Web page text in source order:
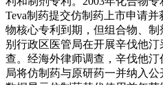
Teva制药提交仿制药上市申请
物核心专利到期，但组合物、
别行政区医管局在开展辛伐他汀
查。经海外律师调查，辛伐他
局将仿制药与原研药一并纳入公